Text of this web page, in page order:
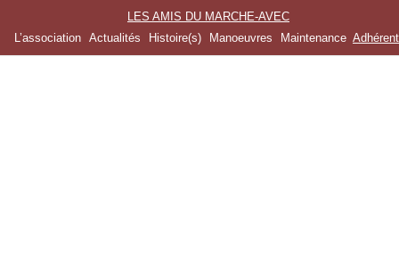
LES AMIS DU MARCHE-AVEC
L’association
Actualités Histoire(s) Manoeuvres Maintenance